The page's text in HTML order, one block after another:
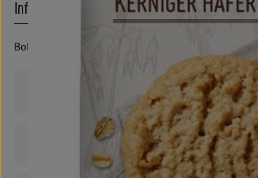
Info
Bohlsener Mühle
Produktinformationen